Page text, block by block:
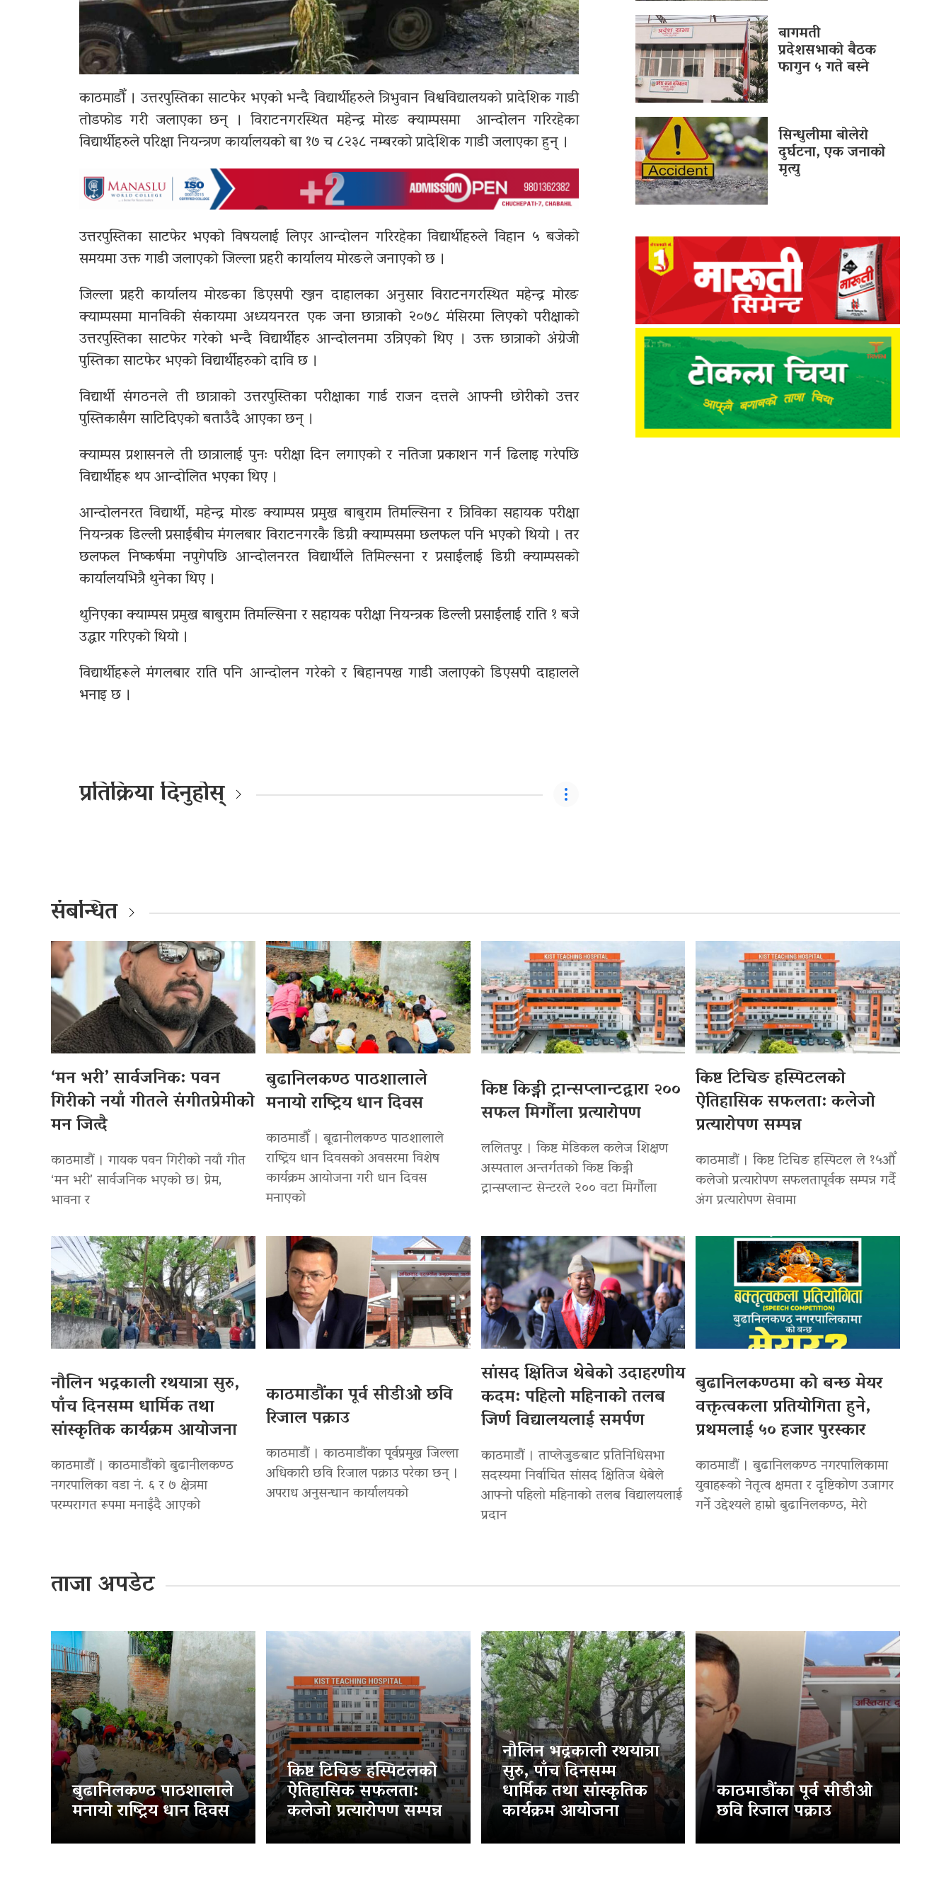
काठमाडौँ । उत्तरपुस्तिका साटफेर भएको भन्दै विद्यार्थीहरुले त्रिभुवान विश्वविद्यालयको प्रादेशिक गाडी
तोडफोड गरी जलाएका छन् । विराटनगरस्थित महेन्द्र मोरङ क्याम्पसमा आन्दोलन गरिरहेका
विद्यार्थीहरुले परिक्षा नियन्त्रण कार्यालयको बा १७ च ८२३८ नम्बरको प्रादेशिक गाडी जलाएका हुन् ।
उत्तरपुस्तिका साटफेर भएको विषयलाई लिएर आन्दोलन गरिरहेका विद्यार्थीहरुले विहान ५ बजेको
समयमा उक्त गाडी जलाएको जिल्ला प्रहरी कार्यालय मोरङले जनाएको छ ।
जिल्ला प्रहरी कार्यालय मोरङका डिएसपी रञ्जन दाहालका अनुसार विराटनगरस्थित महेन्द्र मोरङ
क्याम्पसमा मानविकी संकायमा अध्ययनरत एक जना छात्राको २०७८ मंसिरमा लिएको परीक्षाको
उत्तरपुस्तिका साटफेर गरेको भन्दै विद्यार्थीहरु आन्दोलनमा उत्रिएको थिए । उक्त छात्राको अंग्रेजी
पुस्तिका साटफेर भएको विद्यार्थीहरुको दावि छ ।
विद्यार्थी संगठनले ती छात्राको उत्तरपुस्तिका परीक्षाका गार्ड राजन दत्तले आफ्नी छोरीको उत्तर
पुस्तिकासँग साटिदिएको बताउँदै आएका छन् ।
क्याम्पस प्रशासनले ती छात्रालाई पुनः परीक्षा दिन लगाएको र नतिजा प्रकाशन गर्न ढिलाइ गरेपछि
विद्यार्थीहरू थप आन्दोलित भएका थिए ।
आन्दोलनरत विद्यार्थी, महेन्द्र मोरङ क्याम्पस प्रमुख बाबुराम तिमल्सिना र त्रिविका सहायक परीक्षा
नियन्त्रक डिल्ली प्रसाईंबीच मंगलबार विराटनगरकै डिग्री क्याम्पसमा छलफल पनि भएको थियो । तर
छलफल निष्कर्षमा नपुगेपछि आन्दोलनरत विद्यार्थीले तिमिल्सना र प्रसाईंलाई डिग्री क्याम्पसको
कार्यालयभित्रै थुनेका थिए ।
थुनिएका क्याम्पस प्रमुख बाबुराम तिमल्सिना र सहायक परीक्षा नियन्त्रक डिल्ली प्रसाईंलाई राति १ बजे
उद्धार गरिएको थियो ।
विद्यार्थीहरूले मंगलबार राति पनि आन्दोलन गरेको र बिहानपख गाडी जलाएको डिएसपी दाहालले
भनाइ छ ।
प्रतिक्रिया दिनुहोस्
बागमती
प्रदेशसभाको बैठक
फागुन ५ गते बस्ने
सिन्धुलीमा बोलेरो
दुर्घटना, एक जनाको
मृत्यु
संबन्धित
‘मन भरी’ सार्वजनिक: पवन
गिरीको नयाँ गीतले संगीतप्रेमीको
मन जित्दै
काठमाडौं । गायक पवन गिरीको नयाँ गीत
‘मन भरी’ सार्वजनिक भएको छ। प्रेम,
भावना र
बुढानिलकण्ठ पाठशालाले
मनायो राष्ट्रिय धान दिवस
काठमाडौँ । बूढानीलकण्ठ पाठशालाले
राष्ट्रिय धान दिवसको अवसरमा विशेष
कार्यक्रम आयोजना गरी धान दिवस
मनाएको
किष्ट किड्नी ट्रान्सप्लान्टद्वारा २००
सफल मिर्गौला प्रत्यारोपण
ललितपुर । किष्ट मेडिकल कलेज शिक्षण
अस्पताल अन्तर्गतको किष्ट किड्नी
ट्रान्सप्लान्ट सेन्टरले २०० वटा मिर्गौला
किष्ट टिचिङ हस्पिटलको
ऐतिहासिक सफलता: कलेजो
प्रत्यारोपण सम्पन्न
काठमाडौं । किष्ट टिचिङ हस्पिटल ले १५औँ
कलेजो प्रत्यारोपण सफलतापूर्वक सम्पन्न गर्दै
अंग प्रत्यारोपण सेवामा
नौलिन भद्रकाली रथयात्रा सुरु,
पाँच दिनसम्म धार्मिक तथा
सांस्कृतिक कार्यक्रम आयोजना
काठमाडौं । काठमाडौंको बुढानीलकण्ठ
नगरपालिका वडा नं. ६ र ७ क्षेत्रमा
परम्परागत रूपमा मनाइँदै आएको
काठमाडौंका पूर्व सीडीओ छवि
रिजाल पक्राउ
काठमाडौं । काठमाडौंका पूर्वप्रमुख जिल्ला
अधिकारी छवि रिजाल पक्राउ परेका छन् ।
अपराध अनुसन्धान कार्यालयको
सांसद क्षितिज थेबेको उदाहरणीय
कदम: पहिलो महिनाको तलब
जिर्ण विद्यालयलाई समर्पण
काठमाडौं । ताप्लेजुङबाट प्रतिनिधिसभा
सदस्यमा निर्वाचित सांसद क्षितिज थेबेले
आफ्नो पहिलो महिनाको तलब विद्यालयलाई
प्रदान
बुढानिलकण्ठमा को बन्छ मेयर
वक्तृत्वकला प्रतियोगिता हुने,
प्रथमलाई ५० हजार पुरस्कार
काठमाडौं । बुढानिलकण्ठ नगरपालिकामा
युवाहरूको नेतृत्व क्षमता र दृष्टिकोण उजागर
गर्ने उद्देश्यले हाम्रो बुढानिलकण्ठ, मेरो
ताजा अपडेट
बुढानिलकण्ठ पाठशालाले
मनायो राष्ट्रिय धान दिवस
किष्ट टिचिङ हस्पिटलको
ऐतिहासिक सफलता:
कलेजो प्रत्यारोपण सम्पन्न
नौलिन भद्रकाली रथयात्रा
सुरु, पाँच दिनसम्म
धार्मिक तथा सांस्कृतिक
कार्यक्रम आयोजना
काठमाडौंका पूर्व सीडीओ
छवि रिजाल पक्राउ